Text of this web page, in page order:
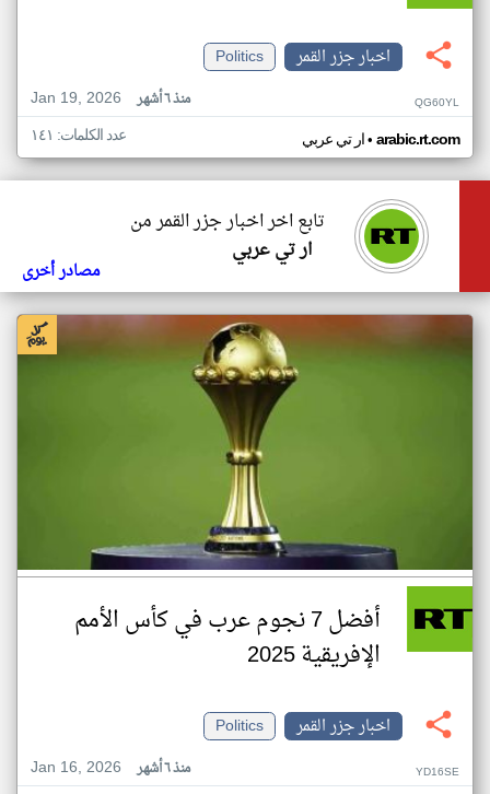
اخبار جزر القمر
Politics
Jan 19, 2026
منذ ٦ أشهر QG60YL
ار تي عربي• arabic.rt.com عدد الكلمات: ١٤١
تابع اخر اخبار جزر القمر من
ار تي عربي
مصادر أخرى
أفضل 7 نجوم عرب في كأس الأمم
الإفريقية 2025
اخبار جزر القمر
Politics
Jan 16, 2026
منذ ٦ أشهر YD16SE